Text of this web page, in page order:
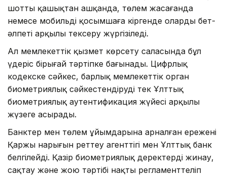
шотты қашықтан ашқанда, төлем жасағанда
немесе мобильді қосымшаға кіргенде олардың бет-
әлпеті арқылы тексеру жүргізіледі.
Ал мемлекеттік қызмет көрсету саласында бұл
үдеріс бірыңғай тәртіпке бағынады. Цифрлық
кодекске сәйкес, барлық мемлекеттік орган
биометриялық сәйкестендіруді тек Ұлттық
биометриялық аутентификация жүйесі арқылы
жүзеге асырады.
Банктер мен төлем ұйымдарына арналған ережені
Қаржы нарығын реттеу агенттігі мен Ұлттық банк
белгілейді. Қазір биометриялық деректерді жинау,
сақтау және жою тәртібі нақты регламенттеліп